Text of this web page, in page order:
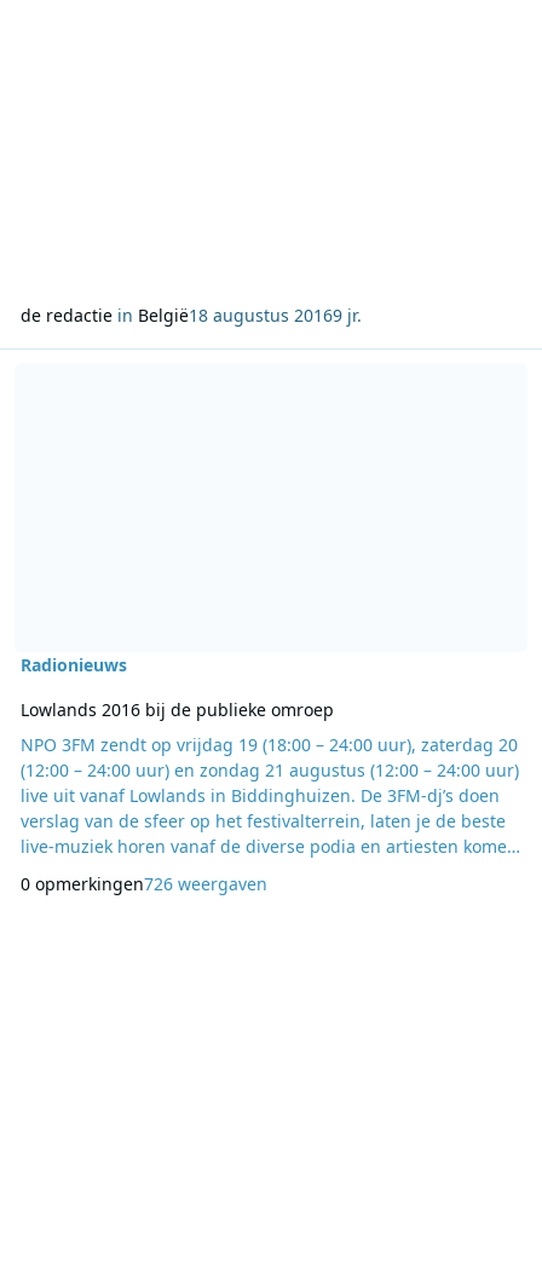
de redactiein België18 augustus 20169 jr.
Radionieuws
Lowlands 2016 bij de publieke omroep
NPO 3FM zendt op vrijdag 19 (18:00 – 24:00 uur), zaterdag 20
(12:00 – 24:00 uur) en zondag 21 augustus (12:00 – 24:00 uur)
live uit vanaf Lowlands in Biddinghuizen. De 3FM-dj’s doen
verslag van de sfeer op het festivalterrein, laten je de beste
live-muziek horen vanaf de diverse podia en artiesten komen
3fm.nl of de 3FM-app beleven luisteraars het hele festival
0 opmerkingen726 weergaven